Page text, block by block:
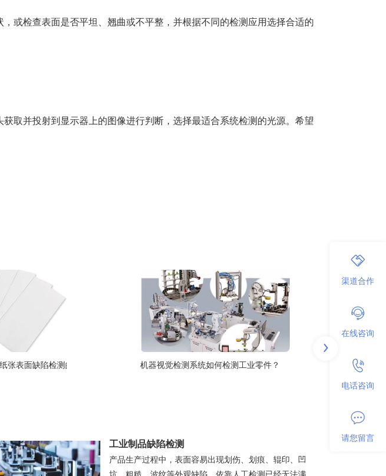
或检查表面是否平坦、翘曲或不平整，并根据不同的检测应用选择合适的
取并投射到显示器上的图像进行判断，选择最适合系统检测的光源。希望
张表面缺陷检测的几种方法 机器视觉检测系统如何检测工业零件？
工业制品缺陷检测
产品生产过程中，表面容易出现划伤、划痕、辊印、凹
渠道合作
在线咨询
电话咨询
请您留言